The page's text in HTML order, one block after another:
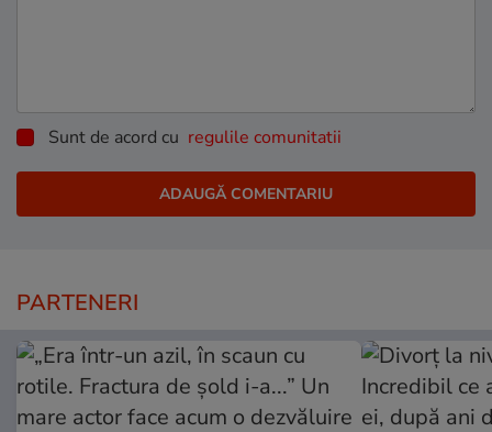
Sunt de acord cu regulile comunitatii
PARTENERI